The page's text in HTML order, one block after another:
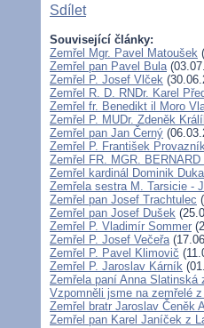
Sdílet
Související články:
Zemřel Mgr. Pavel Matoušek
Zemřel pan Pavel Bula
Zemřel P. Josef Vlček
Zemřel R. D. RNDr. Karel
Zemřel fr. Benedikt il Moro
Zemřel P. MUDr. Zdeněk
Zemřel pan Jan Černý
Zemřel P. František
Zemřel FR. MGR.
Zemřel kardinál Dominik
Zemřela sestra M. Tarsicie -
Zemřel pan Josef Trachtulec
Zemřel pan Josef Dušek
Zemřel P. Vladimír Sommer
Zemřel P. Josef Večeřa
Zemřel P. Pavel Klimovič
Zemřel P. Jaroslav Kárník
Zemřela paní Anna Slatinská
Vzpomněli jsme na zemřelé
Zemřel bratr Jaroslav Čeněk
Zemřel pan Karel Janíček z